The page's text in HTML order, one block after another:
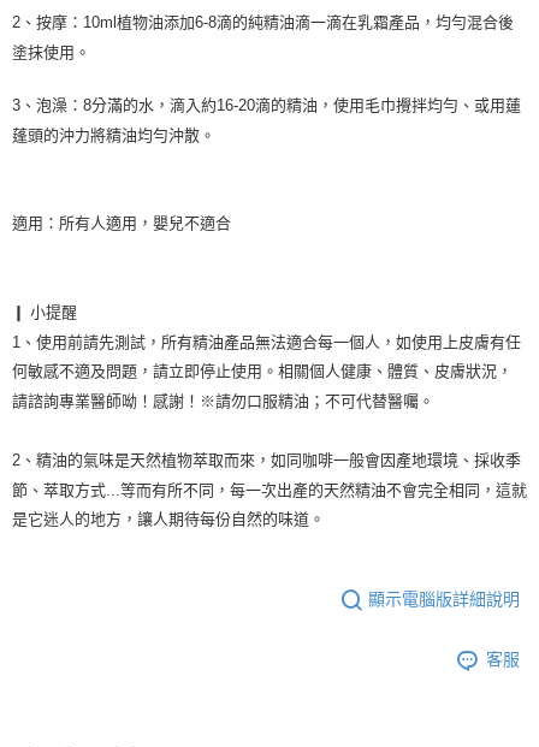
2、 按摩： 10ml植物油添加6-8滴的純精油滴一滴在乳霜產品，均勻混合後
塗抹使用 。
3、 泡澡 ： 8分滿的水，滴入約16-20滴的精油，使用毛巾攪拌均勻、或用蓮
蓬頭的沖力將精油均勻沖散 。
適用：所有人適用，嬰兒不適合
❙ 小提醒
1、使用前請先測試，所有精油產品無法適合每一個人，如使用上皮膚有任
何敏感不適及問題，請立即停止使用。相關個人健康、體質、皮膚狀況，
請諮詢專業醫師呦！感謝！※請勿口服精油；不可代替醫囑。
2、精油的氣味是天然植物萃取而來，如同咖啡一般會因產地環境、採收季
節、萃取方式...等而有所不同，每一次出產的天然精油不會完全相同，這就
是它迷人的地方，讓人期待每份自然的味道。
顯示電腦版詳細說明
客服